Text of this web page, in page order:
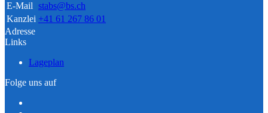
E-Mail stabs@bs.ch
Kanzlei +41 61 267 86 01
Adresse
Links
Lageplan
Folge uns auf